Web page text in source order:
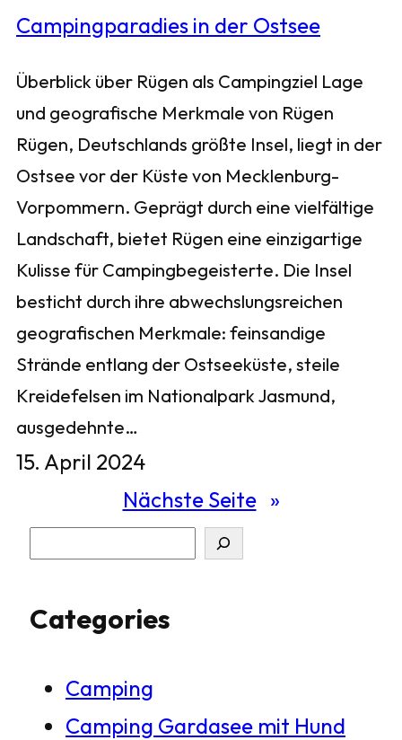
Überblick über Rügen als Campingziel Lage
und geografische Merkmale von Rügen
Rügen, Deutschlands größte Insel, liegt in der
Ostsee vor der Küste von Mecklenburg-
Vorpommern. Geprägt durch eine vielfältige
Landschaft, bietet Rügen eine einzigartige
Kulisse für Campingbegeisterte. Die Insel
besticht durch ihre abwechslungsreichen
geografischen Merkmale: feinsandige
Strände entlang der Ostseeküste, steile
Kreidefelsen im Nationalpark Jasmund,
ausgedehnte…
15. April 2024
Nächste Seite »
c
Categories
Camping
Camping Gardasee mit Hund